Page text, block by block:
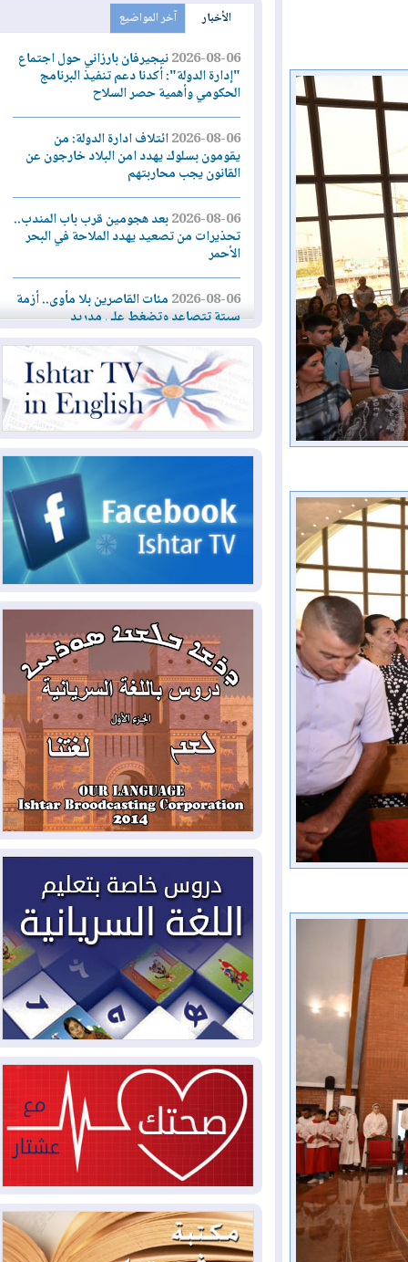
الأخبار آخر المواضيع
2026-08-06نيجيرفان بارزاني حول اجتماع
"إدارة الدولة": أكدنا دعم تنفيذ البرنامج
الحكومي وأهمية حصر السلاح
2026-08-06ائتلاف ادارة الدولة: من
يقومون بسلوك يهدد امن البلاد خارجون عن
القانون يجب محاربتهم
2026-08-06بعد هجومين قرب باب المندب..
تحذيرات من تصعيد يهدد الملاحة في البحر
الأحمر
2026-08-06مئات القاصرين بلا مأوى.. أزمة
سبتة تتصاعد وتضغط على مدريد
2026-08-05
لمدة عام.. بدء توريد 100
مليون قدم مكعب يومياً من غاز كورمور في
إقليم كوردستان إلى وزارة الكهرباء العراقية
ملامح أخطر التحديات التي تواجه العراق
2026-08-05
حرائق فرنسا.. توقيف 402
شخص بينهم 156 قاصرا منذ بداية موسم
الحرائق
2026-08-04سومو: إنتاج النفط في إقليم
كوردستان انخفض إلى أقل من 10%
2026-08-04ملفات حقبة الكاظمي تعود إلى
الواجهة.. أنباء عن مراجعات قضائية
وتحقيقات أوسع في قضايا فساد
2026-08-04بيترو يشكو تزوير الانتخابات
الرئاسية ويحذر من "حرب أهلية" في
كولومبيا
2026-08-03رئيس إقليم كوردستان في
2026-08-03العراق يؤكد مجدداً التزامه
بمنع الهجمات على الدول المجاورة
2026-08-03العجز والاقتراض يطوقان
المالية العراقية.. اقتراض يتجاوز 3 تريليونات
دينار!
2026-08-03كوبا تغرق في الظلام مجددا
2026-08-03
أوامر بإجلاء 60 ألف شخص
بسبب الحرائق في ولاية واشنطن
2026-08-02
مشروع "حسابي" يُمهل
الموظفين حتى نهاية أغسطس لاستلام
بطاقاتهم المصرفية
2026-08-02دمشق وعمّان تحذران بغداد: